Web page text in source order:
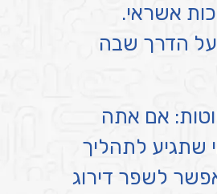
אשראי.
הדרך שבה
אם אתה
שתגיע לתהליך
לשפר דירוג